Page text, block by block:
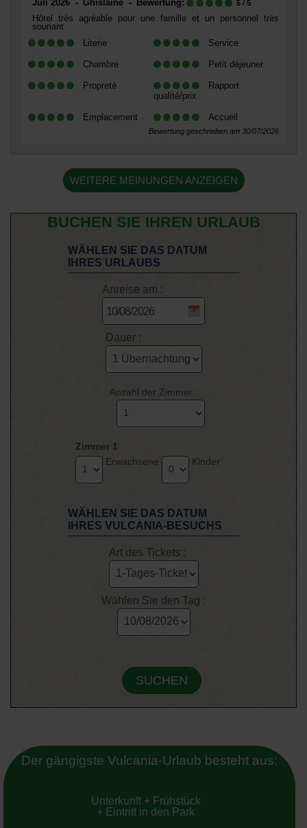
Juli 2026 Ghislaine Bewertung: 5 / 5
Hôtel très agréable pour une famille et un personnel très
souriant
Literie
Service
Chambre Petit déjeuner
Propreté
Rapport
qualité/prix
Emplacement Accueil
Bewertung geschrieben am 30/07/2026
WEITERE MEINUNGEN ANZEIGEN
BUCHEN SIE IHREN URLAUB
WÄHLEN SIE DAS DATUM
IHRES URLAUBS
Anreise am :
Dauer :
Anzahl der Zimmer :
Zimmer 1
Erwachsene
Kinder
WÄHLEN SIE DAS DATUM
IHRES VULCANIA-BESUCHS
Art des Tickets :
Wählen Sie den Tag :
Der gängigste Vulcania-Urlaub besteht aus:
Unterkunft + Frühstück
+ Eintritt in den Park